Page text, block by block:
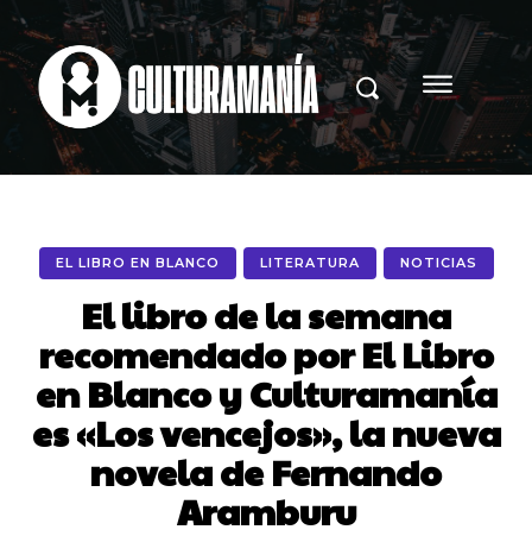
EL LIBRO EN BLANCO LITERATURA NOTICIAS
El libro de la semana
recomendado por El Libro
en Blanco y Culturamanía
es «Los vencejos», la nueva
novela de Fernando
Aramburu